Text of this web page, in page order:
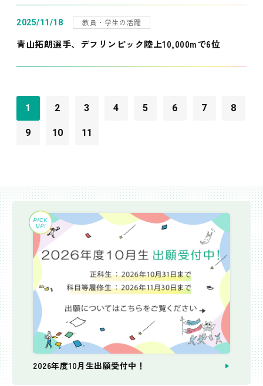
2025/11/18 教員・学生の活躍
青山拓朗選手、デフリンピック陸上10,000mで6位
1 2 3 4 5 6 7 8
9 10 11
2026年度10月生出願受付中！